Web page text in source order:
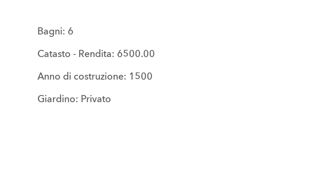
Bagni: 6
Catasto - Rendita: 6500.00
Anno di costruzione: 1500
Giardino: Privato